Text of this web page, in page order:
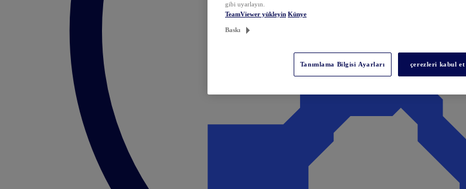
gibi uyarlayın.
TeamViewer yükleyin Künye
Baskı
Tanımlama Bilgisi Ayarları çerezleri kabul et